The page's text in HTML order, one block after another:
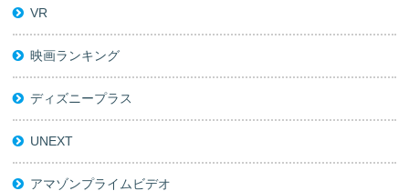
VR
映画ランキング
ディズニープラス
UNEXT
アマゾンプライムビデオ